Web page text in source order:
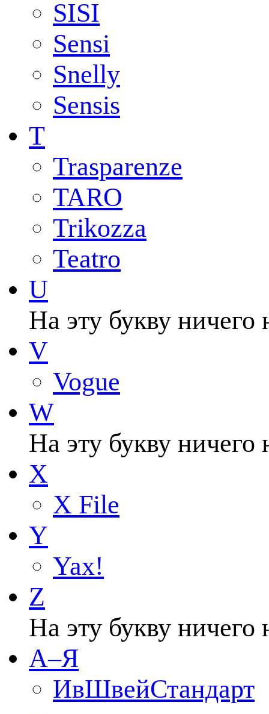
SISI
Sensi
Snelly
Sensis
T
Trasparenze
TARO
Trikozza
Teatro
U
На эту букву ничего
V
Vogue
W
На эту букву ничего
X
X File
Y
Yax!
Z
На эту букву ничего
А–Я
ИвШвейСтандарт